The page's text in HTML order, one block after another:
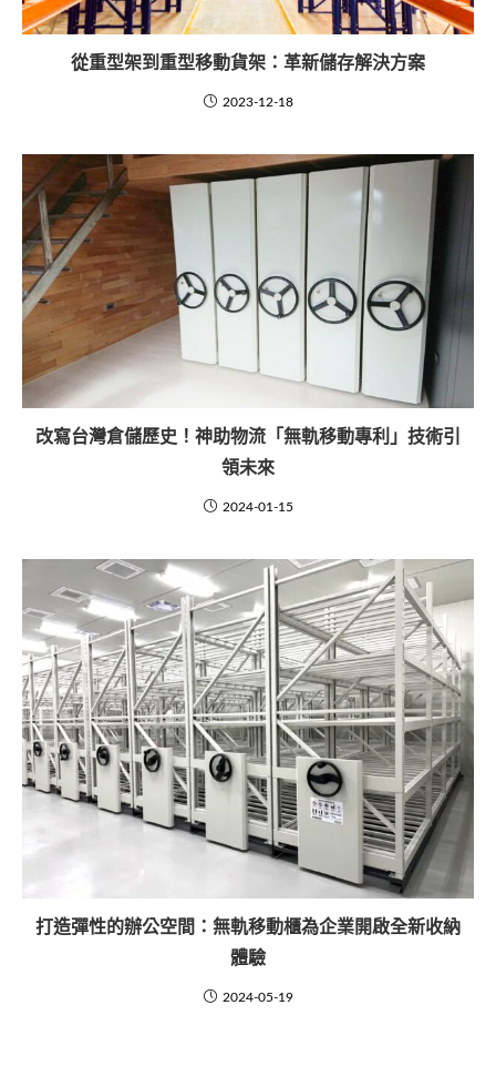
從重型架到重型移動貨架：革新儲存解決方案
2023-12-18
改寫台灣倉儲歷史！神助物流「無軌移動專利」技術引
領未來
2024-01-15
打造彈性的辦公空間：無軌移動櫃為企業開啟全新收納
體驗
2024-05-19